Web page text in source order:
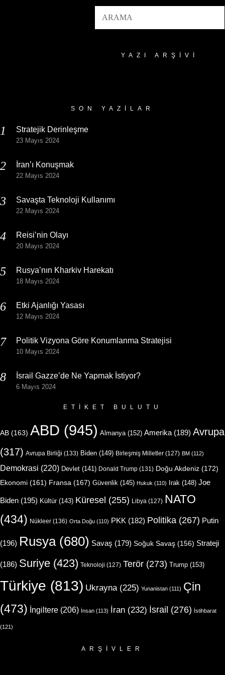
YAZI ARŞIVI
SON YAZILAR
Stratejik Derinleşme
23 Mayıs 2024
İran’ı Konuşmak
22 Mayıs 2024
Savaşta Teknoloji Kullanımı
22 Mayıs 2024
Reisi’nin Olayı
20 Mayıs 2024
Rusya’nın Kharkiv Harekatı
18 Mayıs 2024
Etki Ajanlığı Yasası
12 Mayıs 2024
Politik Vizyona Göre Konumlanma Stratejisi
10 Mayıs 2024
İsrail Gazze’de Ne Yapmak İstiyor?
6 Mayıs 2024
ETIKET BULUTU
AB (163) ABD (945) Almanya(152) Amerika (189) Avrupa
(317) Avrupa Birliği (133) Biden (149) Birleşmiş Milletler (127) BM (112)
Demokrasi (220) Devlet (141) Donald Trump (131) Doğu Akdeniz (172)
Ekonomi (161) Fransa (167) Güvenlik (145) Hukuk (110) Irak (148) Joe
Biden (195) Kültür(143) Küresel (255) Libya (127) NATO
(434) Nükleer (136) Orta Doğu (110) PKK (182) Politika (267) Putin
(196) Rusya(680) Savaş (179) Soğuk Savaş (156) Strateji
(186) Suriye (423) Teknoloji (127) Terör (273) Trump (153)
Türkiye (813) Ukrayna(225) Yunanistan (111) Çin
(473) İngiltere (206) İnsan (113) İran (232) İsrail (276) İstihbarat
(121)
ARŞIVLER